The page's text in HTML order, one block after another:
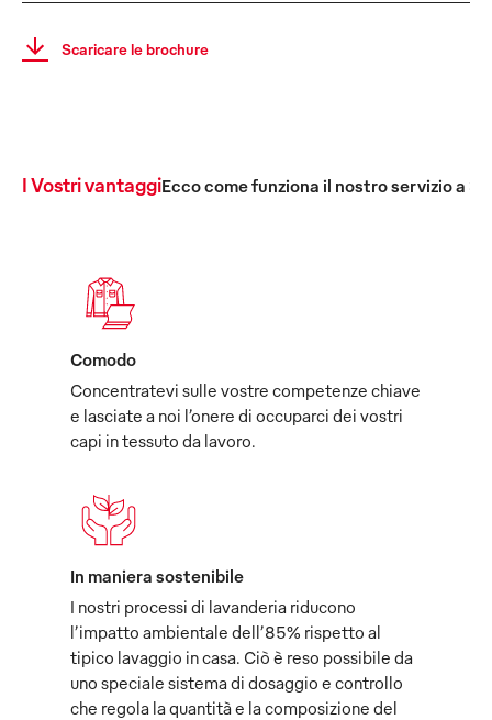
Scaricare le brochure
I Vostri vantaggiEcco come funziona il nostro servizio a
Comodo
Concentratevi sulle vostre competenze chiave
e lasciate a noi l’onere di occuparci dei vostri
capi in tessuto da lavoro.
In maniera sostenibile
I nostri processi di lavanderia riducono
l’impatto ambientale dell’85% rispetto al
tipico lavaggio in casa. Ciò è reso possibile da
uno speciale sistema di dosaggio e controllo
che regola la quantità e la composizione del